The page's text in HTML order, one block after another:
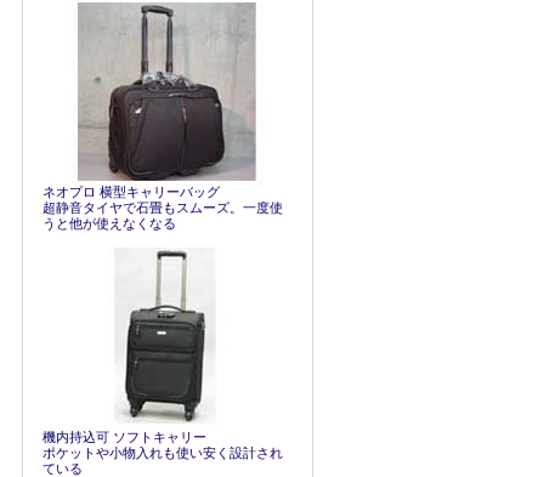
ネオプロ 横型キャリーバッグ
超静音タイヤで石畳もスムーズ。一度使
うと他が使えなくなる
機内持込可 ソフトキャリー
ポケットや小物入れも使い安く設計され
ている